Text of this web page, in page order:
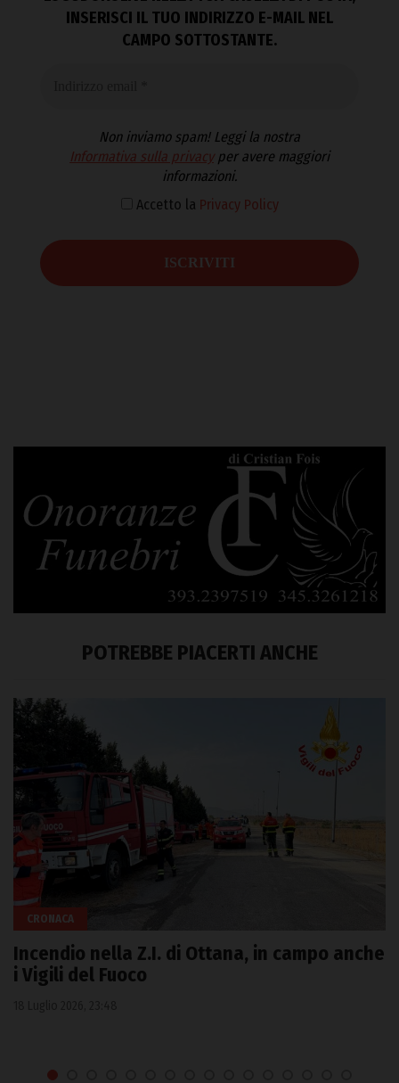
INSERISCI IL TUO INDIRIZZO E-MAIL NEL
CAMPO SOTTOSTANTE.
Non inviamo spam! Leggi la nostra
Informativa sulla privacyper avere maggiori
informazioni.
Accetto la Privacy Policy
POTREBBE PIACERTI ANCHE
CRONACA
Incendio nella Z.I. di Ottana, in campo anche
i Vigili del Fuoco